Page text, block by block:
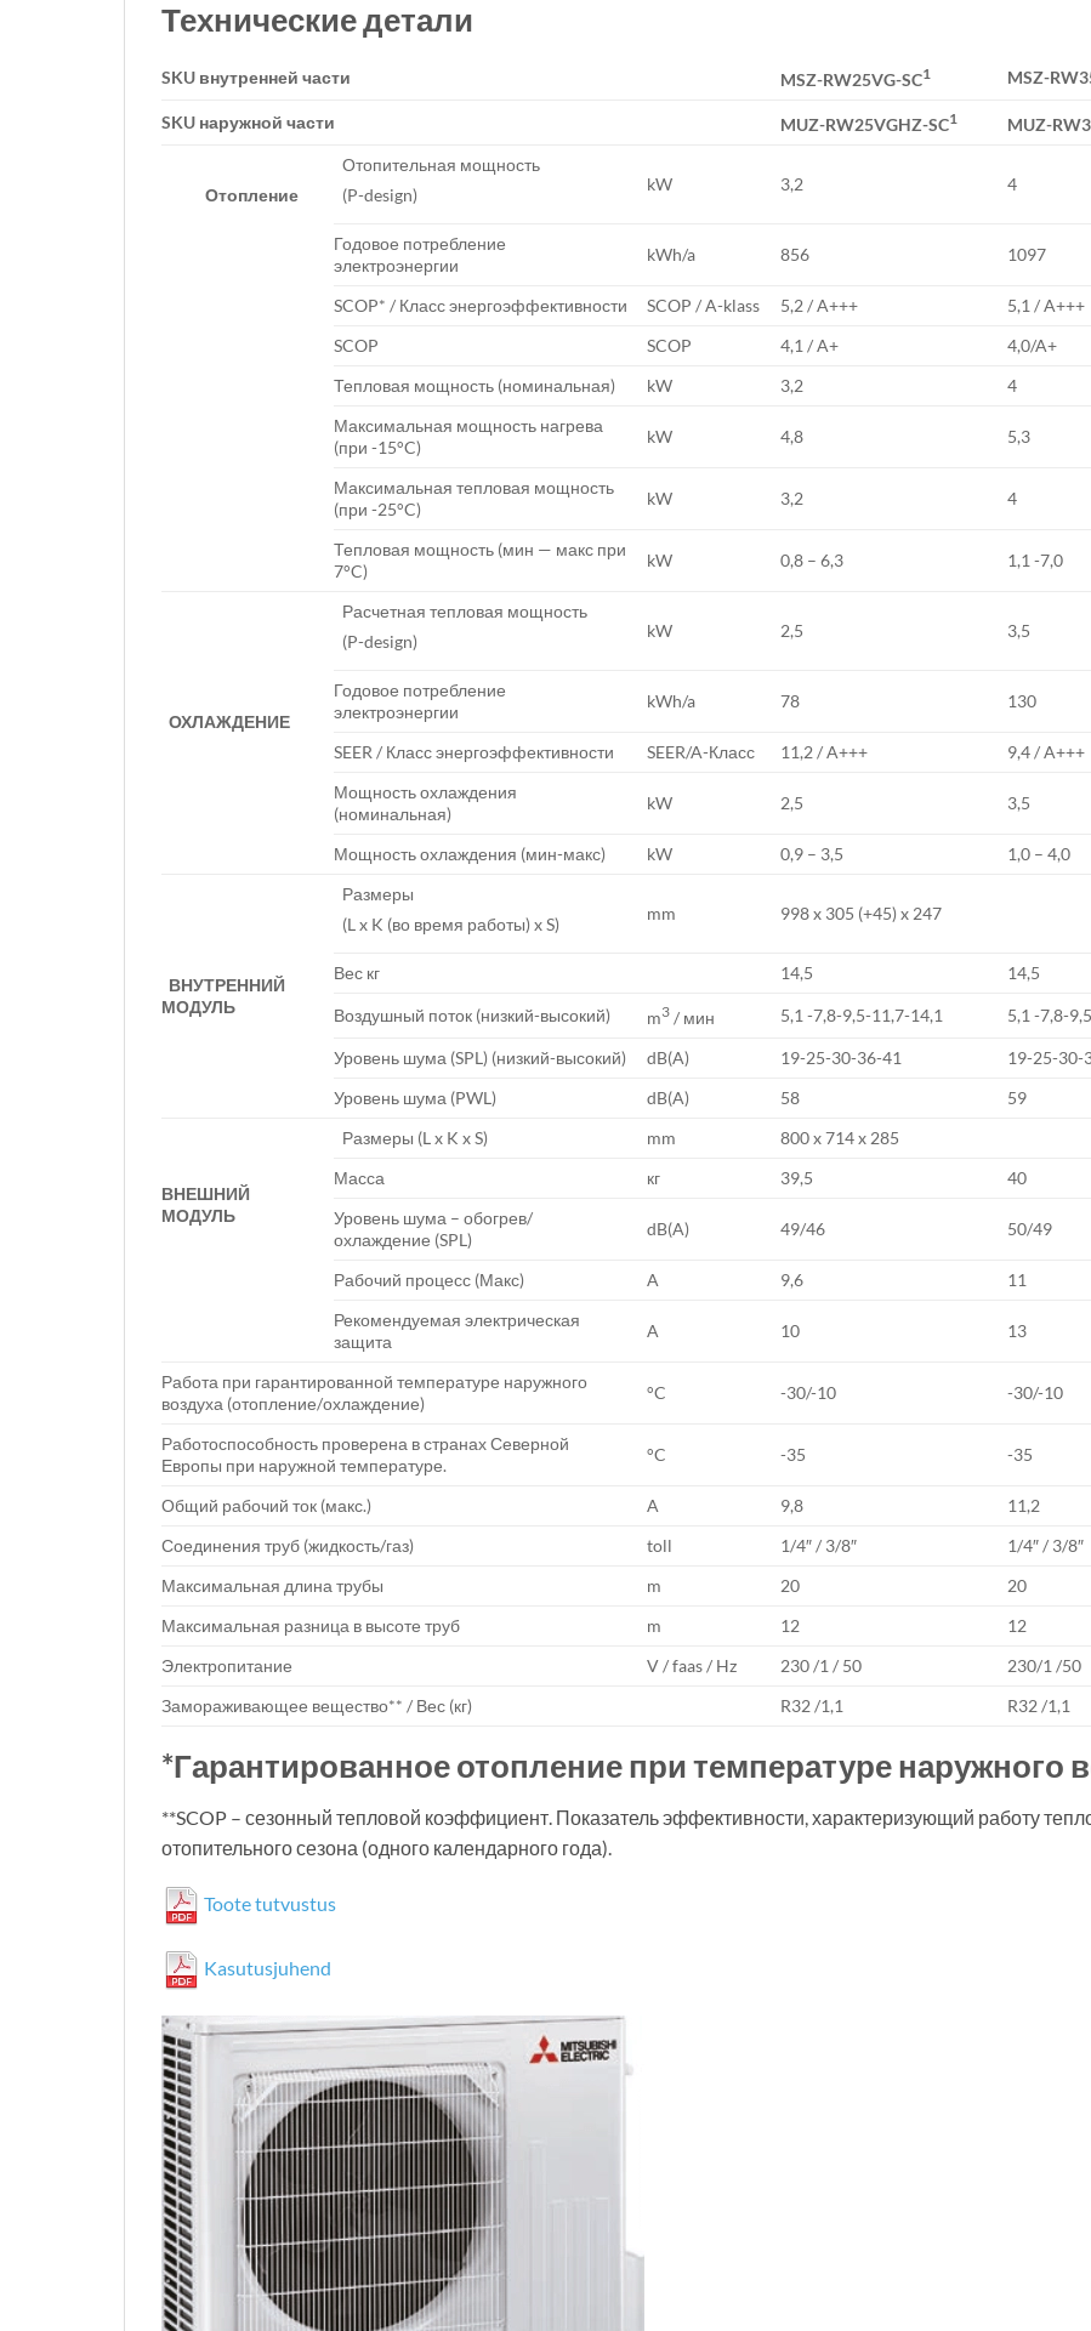
Технические детали
SKU внутренней части MSZ-RW25VG-SC1 MSZ-
SKU наружной части MUZ-RW25VGHZ-SC1 MUZ-
Отопление
Отопительная мощность
(P-design)
kW 3,2 4
Годовое потребление
электроэнергии
kWh/a 856 1097
SCOP* / Класс энергоэффективности SCOP / A-klass 5,2 / A+++ 5,1 / A+++
SCOP
SCOP 4,1 / A+ 4,0/A+
Тепловая мощность (номинальная)
kW 3,2 4
Максимальная мощность нагрева
(при -15°C)
kW 4,8 5,3
Максимальная тепловая мощность
(при -25°C)
kW 3,2 4
Тепловая мощность (мин — макс при
7°C)
kW 0,8 – 6,3 1,1 -7,0
ОХЛАЖДЕНИЕ
Расчетная тепловая мощность
(P-design)
kW 2,5 3,5
Годовое потребление
электроэнергии
kWh/a 78 130
SEER / Класс энергоэффективности SEER/A-Класс 11,2 / A+++ 9,4 / A+++
Мощность охлаждения
(номинальная)
kW 2,5 3,5
Мощность охлаждения (мин-макс) kW 0,9 – 3,5 1,0 – 4,0
ВНУТРЕННИЙ
МОДУЛЬ
Размеры
(L x K (во время работы) x S)
mm 998 x 305 (+45) x 247
Вес кг 14,5 14,5
Воздушный поток (низкий-высокий) m3 / мин 5,1 -7,8-9,5-11,7-14,1 5,1 -7,8-
Уровень шума (SPL) (низкий-высокий) dB(A) 19-25-30-36-41 19-25-30-
Уровень шума (PWL)
dB(A) 58 59
ВНЕШНИЙ
МОДУЛЬ
Размеры (L x K x S) mm 800 x 714 x 285
Масса
кг 39,5 40
Уровень шума – обогрев/
охлаждение (SPL)
dB(A) 49/46 50/49
Рабочий процесс (Макс) A 9,6 11
Рекомендуемая электрическая
защита
A 10 13
Работа при гарантированной температуре наружного
воздуха (отопление/охлаждение)
°C -30/-10 -30/-10
Работоспособность проверена в странах Северной
Европы при наружной температуре.
°C -35 -35
Общий рабочий ток (макс.) A 9,8 11,2
Соединения труб (жидкость/газ)
toll 1/4″ / 3/8″ 1/4″ / 3/8″
Максимальная длина трубы
m 20 20
Максимальная разница в высоте труб
m 12 12
Электропитание
V / faas / Hz 230 /1 / 50 230/1 /50
Замораживающее вещество** / Вес (кг)
R32 /1,1 R32 /1,1
*Гарантированное отопление при температуре наружного
**SCOP – сезонный тепловой коэффициент. Показатель эффективности, характеризующий работу
отопительного сезона (одного календарного года).
Toote tutvustus
Kasutusjuhend